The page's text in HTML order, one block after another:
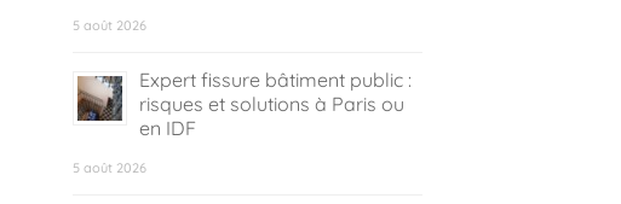
5 août 2026
Expert fissure bâtiment public :
risques et solutions à Paris ou
en IDF
5 août 2026